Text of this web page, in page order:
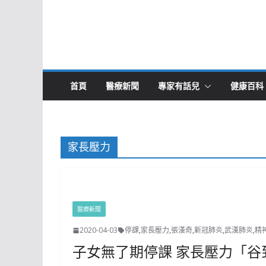
首頁 醫療新聞 專家有話兒 健康百科
家長壓力
醫療新聞
2020-04-03 停課,家長壓力,張漢奇,新冠肺炎,武漢肺炎,精
子女無了期停課 家長壓力「谷